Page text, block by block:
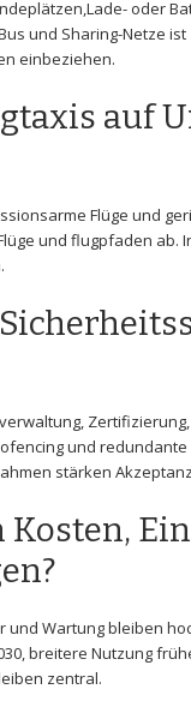
oder
‌und​ Sharing-Netze
einbeziehen.
auf⁣
Flüge und⁢
⁤und flugpfaden
und
stärken
Kosten,
Wartung​ bleiben
breitere ​Nutzung
zentral.